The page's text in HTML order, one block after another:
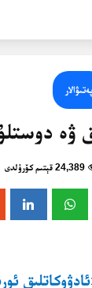
پەتىۋالار
ۋە
24,389 قېتىم كۆرۈلدى